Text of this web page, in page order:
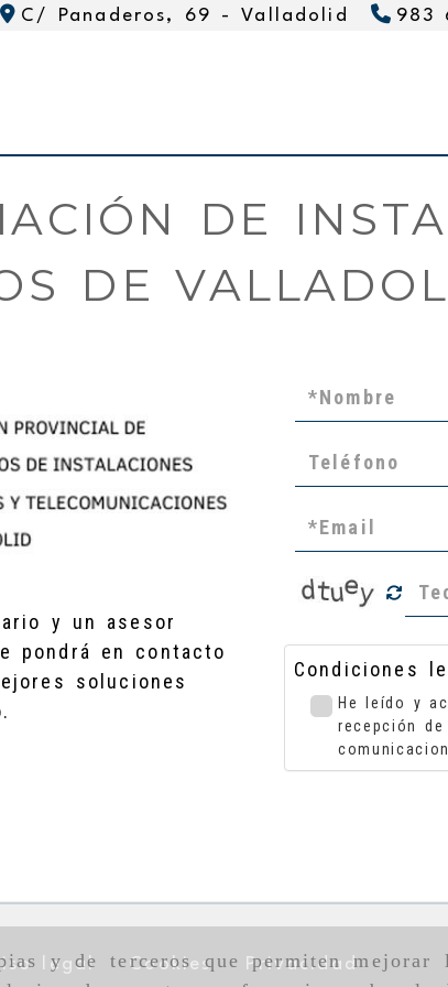
y de terceros que permiten mejorar
C/ Panaderos, 69 -Valladolid 983
DE
DE
y un asesor
pondrá en contacto
soluciones
Condiciones
He leído y
recepción
legal Cookies Privacidad